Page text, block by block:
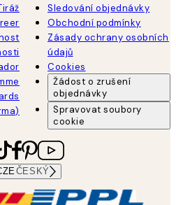
Sledování objednávky
Obchodní podmínky
Zásady ochrany osobních
údajů
Cookies
Žádost o zrušení
objednávky
Spravovat soubory
cookie
ČESKÝ